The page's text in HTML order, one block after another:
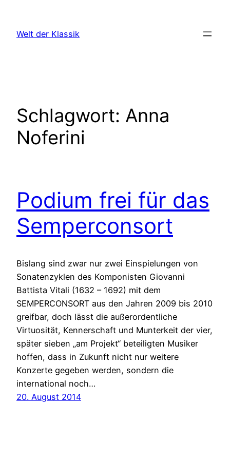
springen
Welt der Klassik
Schlagwort: Anna
Noferini
Podium frei für das
Semperconsort
Bislang sind zwar nur zwei Einspielungen von
Sonatenzyklen des Komponisten Giovanni
Battista Vitali (1632 – 1692) mit dem
SEMPERCONSORT aus den Jahren 2009 bis 2010
greifbar, doch lässt die außerordentliche
Virtuosität, Kennerschaft und Munterkeit der vier,
später sieben „am Projekt“ beteiligten Musiker
hoffen, dass in Zukunft nicht nur weitere
Konzerte gegeben werden, sondern die
international noch…
20. August 2014